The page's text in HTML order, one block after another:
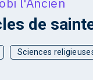
de
Sciences